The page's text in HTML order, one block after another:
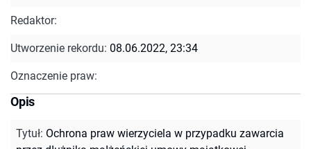
Redaktor:
Utworzenie rekordu: 08.06.2022, 23:34
Oznaczenie praw:
Opis
Tytuł: Ochrona praw wierzyciela w przypadku zawarcia